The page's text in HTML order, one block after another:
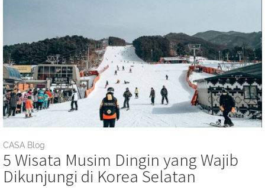
CASA Blog
5 Wisata Musim Dingin yang Wajib
Dikunjungi di Korea Selatan